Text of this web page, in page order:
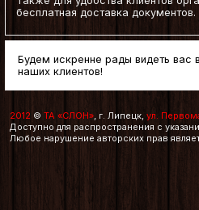
бесплатная доставка документов.
Будем искренне рады видеть вас
наших клиентов!
2012 © ТА «СЛОН», г. Липецк, ул.
Доступно для распространения с
Любое нарушение авторских прав